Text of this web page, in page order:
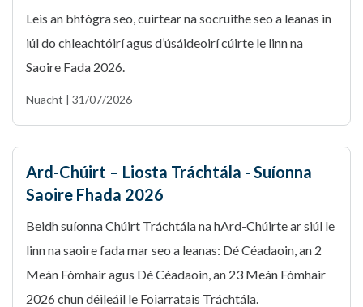
Leis an bhfógra seo, cuirtear na socruithe seo a leanas in
iúl do chleachtóirí agus d’úsáideoirí cúirte le linn na
Saoire Fada 2026.
Nuacht | 31/07/2026
Ard-Chúirt – Liosta Tráchtála - Suíonna
Saoire Fhada 2026
Beidh suíonna Chúirt Tráchtála na hArd-Chúirte ar siúl le
linn na saoire fada mar seo a leanas: Dé Céadaoin, an 2
Meán Fómhair agus Dé Céadaoin, an 23 Meán Fómhair
2026 chun déileáil le Foiarratais Tráchtála.